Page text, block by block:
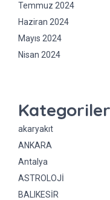
Temmuz 2024
Haziran 2024
Mayıs 2024
Nisan 2024
Kategoriler
akaryakıt
ANKARA
Antalya
ASTROLOJİ
BALIKESİR